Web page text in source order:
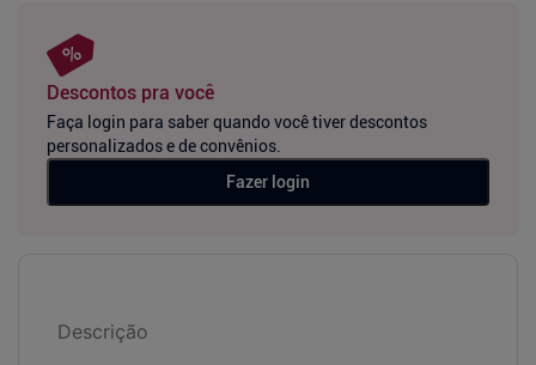
Descontos pra você
Faça login para saber quando você tiver descontos
personalizados e de convênios.
Fazer login
Descrição